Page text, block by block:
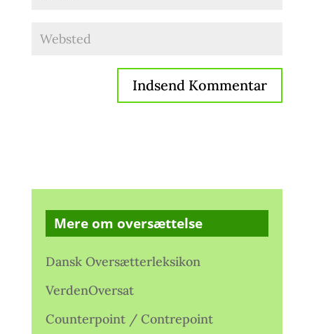
Mere om oversættelse
Dansk Oversætterleksikon
VerdenOversat
Counterpoint / Contrepoint